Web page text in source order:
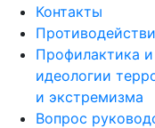
Контакты
Профилактика
идеологии
и экстремизма
Вопрос